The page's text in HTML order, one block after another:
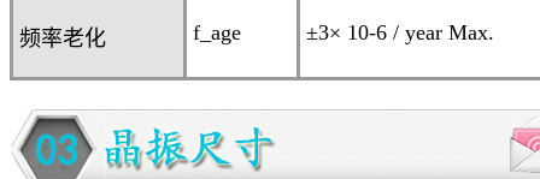
频率老化 f_age ±3× 10-6 / year Max.